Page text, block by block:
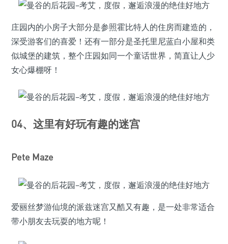
庄园内的小房子大部分是参照霍比特人的住房而建造的，
深受游客们的喜爱！还有一部分是圣托里尼蓝白小屋和类
似城堡的建筑，整个庄园如同一个童话世界，简直让人少
女心爆棚呀！
04、这里有好玩有趣的迷宫
Pete Maze
爱丽丝梦游仙境的派兹迷宫又酷又有趣，是一处非常适合
带小朋友去玩耍的地方呢！